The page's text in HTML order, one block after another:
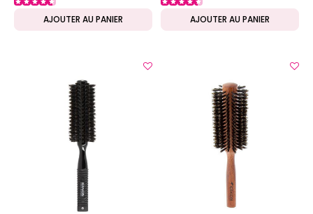
AJOUTER AU PANIER AJOUTER AU PANIER